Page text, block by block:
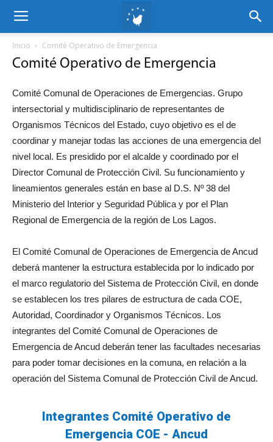
Inicio Comité Operativo de Emergencia
Comité Operativo de Emergencia
Comité Comunal de Operaciones de Emergencias. Grupo
intersectorial y multidisciplinario de representantes de
Organismos Técnicos del Estado, cuyo objetivo es el de
coordinar y manejar todas las acciones de una emergencia del
nivel local. Es presidido por el alcalde y coordinado por el
Director Comunal de Protección Civil. Su funcionamiento y
lineamientos generales están en base al D.S. Nº 38 del
Ministerio del Interior y Seguridad Pública y por el Plan
Regional de Emergencia de la región de Los Lagos.
El Comité Comunal de Operaciones de Emergencia de Ancud
deberá mantener la estructura establecida por lo indicado por
el marco regulatorio del Sistema de Protección Civil, en donde
se establecen los tres pilares de estructura de cada COE,
Autoridad, Coordinador y Organismos Técnicos. Los
integrantes del Comité Comunal de Operaciones de
Emergencia de Ancud deberán tener las facultades necesarias
para poder tomar decisiones en la comuna, en relación a la
operación del Sistema Comunal de Protección Civil de Ancud.
Integrantes Comité Operativo de
Emergencia COE - Ancud